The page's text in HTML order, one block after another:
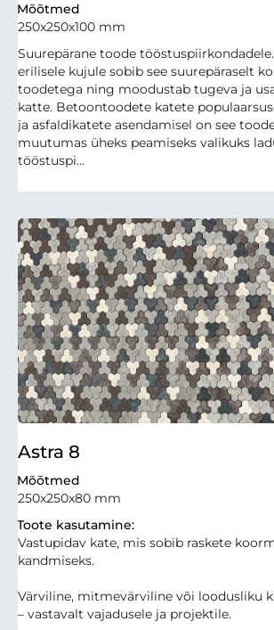
Mõõtmed
250x250x100 mm
Suurepärane toode
erilisele kujule sobib see suurepäraselt
toodetega ning moodustab tugeva ja
katte. Betoontoodete katete
ja asfaldikatete asendamisel on see
muutumas üheks peamiseks valikuks
tööstuspi...
Astra 8
Mõõtmed
250x250x80 mm
Toote kasutamine:
Vastupidav kate, mis sobib raskete
kandmiseks.
Värviline, mitmevärviline või loodusliku
– vastavalt vajadusele ja projektile.